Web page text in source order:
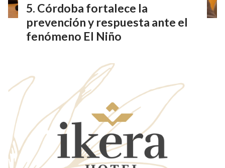
Córdoba fortalece la
prevención y respuesta ante el
fenómeno El Niño